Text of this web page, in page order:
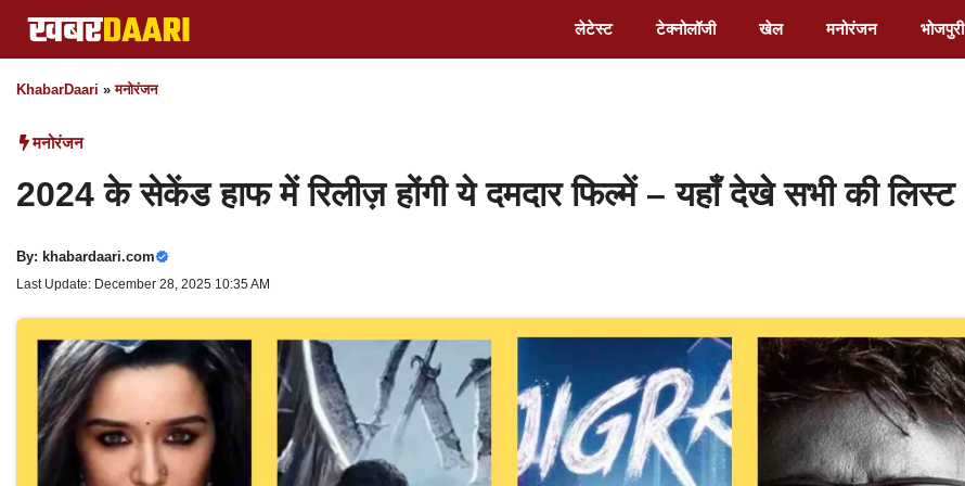
Skip
to
content
लेटेस्ट टेक्नोलॉजी खेल मनोरंजन भोजपुरी
KhabarDaari »मनोरंजन
मनोरंजन
2024 के सेकेंड हाफ में रिलीज़ होंगी ये दमदार फिल्में – यहाँ देखे सभी की लिस्ट
By: khabardaari.com
Last Update: December 28, 2025 10:35 AM